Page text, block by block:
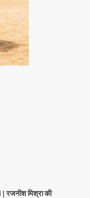
मिश्रा की